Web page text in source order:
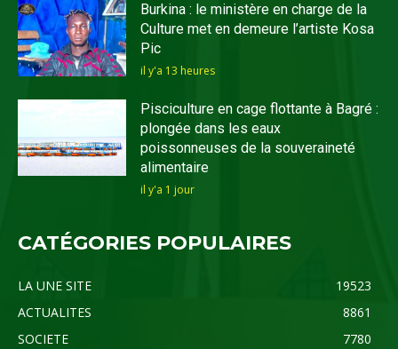
Burkina : le ministère en charge de la
Culture met en demeure l’artiste Kosa
Pic
il y'a 13 heures
Pisciculture en cage flottante à Bagré :
plongée dans les eaux
poissonneuses de la souveraineté
alimentaire
il y'a 1 jour
CATÉGORIES POPULAIRES
LA UNE SITE
19523
ACTUALITES
8861
SOCIETE
7780